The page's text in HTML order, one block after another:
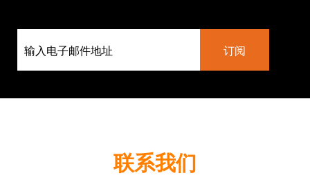
联系我们